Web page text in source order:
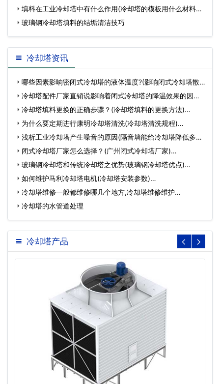
塔 填料在工业冷却塔中有什么作用(冷却塔的模板用什么材料做
成 玻璃钢冷却塔填料的结垢清洁技巧
冷却塔资讯
哪些因素影响密闭式冷却塔的液体温度?(影响闭式冷却塔散
热…冷却塔配件厂家直销说影响着闭式冷却塔的降温效果的因素
试…冷却塔填料更换的正确步骤？(冷却塔填料的更换方法)…
为什么要定期进行康明冷却塔清洗(冷却塔清洗规程)…
浅析工业冷却塔产生噪音的原因(隔音墙能给冷却塔降低多少
噪…闭式冷却塔厂家怎么选择？(广州闭式冷却塔厂家)…
玻璃钢冷却塔和传统冷却塔之优势(玻璃钢冷却塔优点)…
如何维护马利冷却塔电机(冷却塔安装参数)…
冷却塔维修一般都维修哪几个地方,冷却塔维修维护…
冷却塔的水管道处理
冷却塔产品